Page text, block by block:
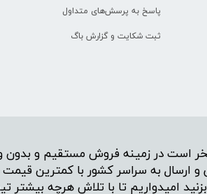
است در زمینه فروش مستقیم و بدون
و ارسال به سراسر کشور با کمترین
امیدواریم تا با تلاش هرچه
پاسخ به پرسش‌های متداول
ثبت شکایت و گزارش باگ